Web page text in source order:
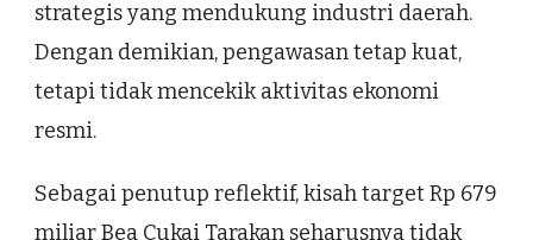
strategis yang mendukung industri daerah.
Dengan demikian, pengawasan tetap kuat,
tetapi tidak mencekik aktivitas ekonomi
resmi.
Sebagai penutup reflektif, kisah target Rp 679
miliar Bea Cukai Tarakan seharusnya tidak